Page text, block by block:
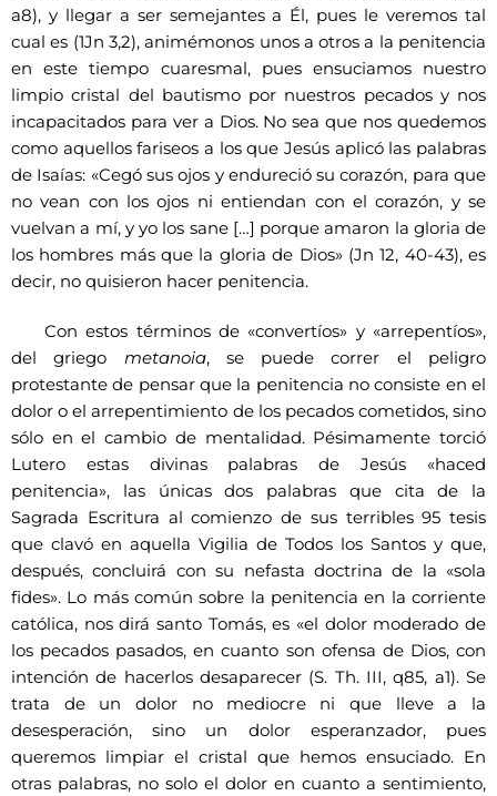
a8), y llegar a ser semejantes a Él, pues le veremos tal
cual es (1Jn 3,2), animémonos unos a otros a la penitencia
en este tiempo cuaresmal, pues ensuciamos nuestro
limpio cristal del bautismo por nuestros pecados y nos
incapacitados para ver a Dios. No sea que nos quedemos
como aquellos fariseos a los que Jesús aplicó las palabras
de Isaías: «Cegó sus ojos y endureció su corazón, para que
no vean con los ojos ni entiendan con el corazón, y se
vuelvan a mí, y yo los sane […] porque amaron la gloria de
los hombres más que la gloria de Dios» (Jn 12, 40-43), es
decir, no quisieron hacer penitencia.
Con estos términos de «convertíos» y «arrepentíos»,
del griego metanoia, se puede correr el peligro
protestante de pensar que la penitencia no consiste en el
dolor o el arrepentimiento de los pecados cometidos, sino
sólo en el cambio de mentalidad. Pésimamente torció
Lutero estas divinas palabras de Jesús «haced
penitencia», las únicas dos palabras que cita de la
Sagrada Escritura al comienzo de sus terribles 95 tesis
que clavó en aquella Vigilia de Todos los Santos y que,
después, concluirá con su nefasta doctrina de la «sola
fides». Lo más común sobre la penitencia en la corriente
católica, nos dirá santo Tomás, es «el dolor moderado de
los pecados pasados, en cuanto son ofensa de Dios, con
intención de hacerlos desaparecer (S. Th. III, q85, a1). Se
trata de un dolor no mediocre ni que lleve a la
desesperación, sino un dolor esperanzador, pues
queremos limpiar el cristal que hemos ensuciado. En
otras palabras, no solo el dolor en cuanto a sentimiento,